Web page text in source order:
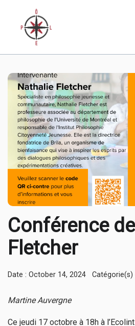
Conférence
Fletcher
Date : October 14, 2024 Catégorie(s)
Martine Auvergne
Ce jeudi 17 octobre à 18h à